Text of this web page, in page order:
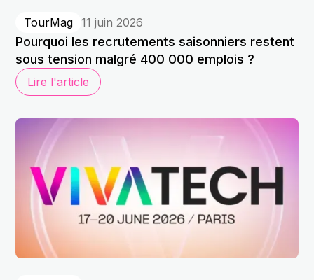
TourMag 11 juin 2026
Pourquoi les recrutements saisonniers restent
sous tension malgré 400 000 emplois ?
Lire l'article